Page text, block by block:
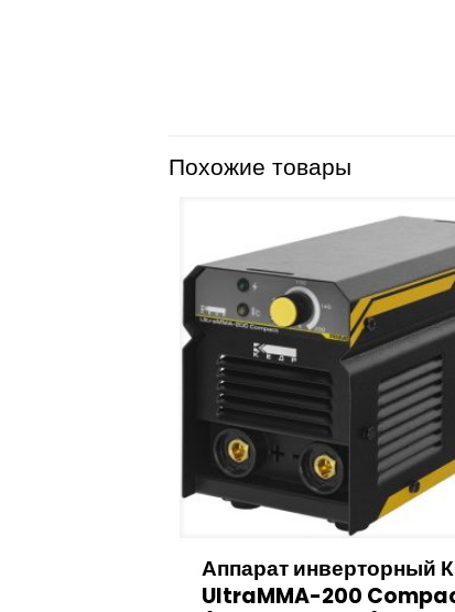
Похожие товары
Аппарат инверторный
UltraMMA-200